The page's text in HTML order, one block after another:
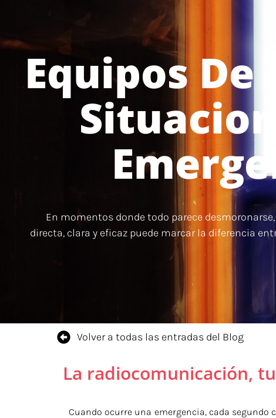
Equipos De
En momentos donde todo parece
directa, clara y eficaz puede marcar la diferencia
Volver a todas las entradas del Blog
La radiocomunicación,
Cuando ocurre una emergencia, cada segundo